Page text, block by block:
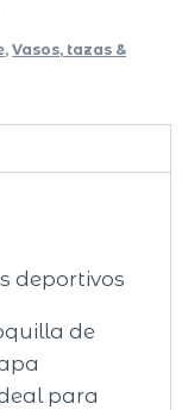
,Vasos, tazas &
deportivos
de
para